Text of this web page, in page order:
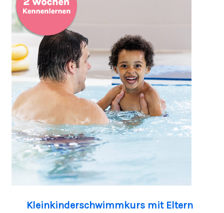
Kleinkinderschwimmkurs mit Eltern